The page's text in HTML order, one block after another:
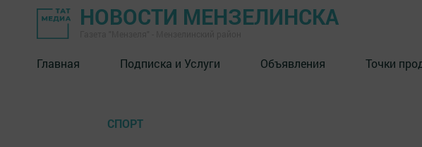
НОВОСТИ МЕНЗЕЛИНСКА
Главная Подписка и Услуги Объявления Точки
СПОРТ